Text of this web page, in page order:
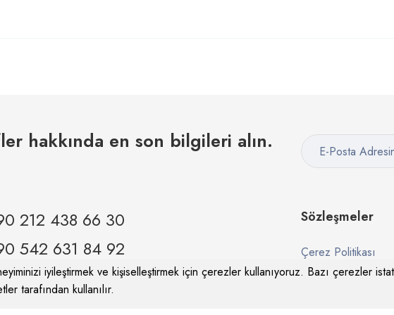
hakkında en son bilgileri alın.
212 438 66 30
542 631 84 92
Sözleşmeler
Çerez Politikası
Gizlilik Sözleşmesi
iyileştirmek ve kişiselleştirmek için çerezler kullanıyoruz. Bazı çerezler
tarafından kullanılır.